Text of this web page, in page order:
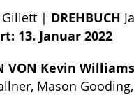
| DREHBUCH
13. Januar 2022
VON Kevin
Mason